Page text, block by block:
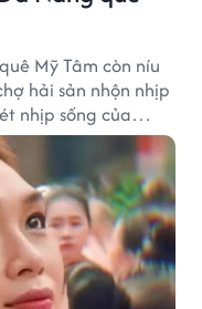
Mỹ Tâm còn níu
hải sản nhộn nhịp
nhịp sống của